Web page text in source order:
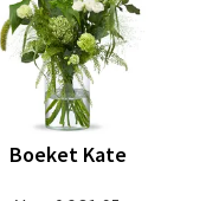
Boeket Kate